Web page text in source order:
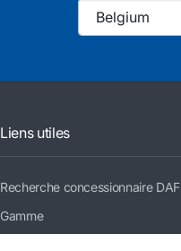
Liens utiles
Recherche concessionnaire DAF
Gamme